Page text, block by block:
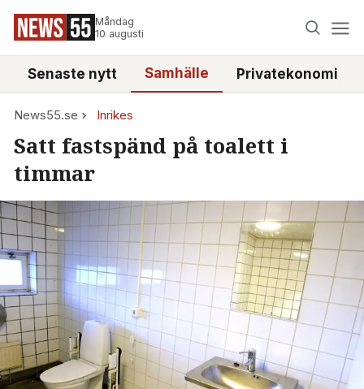
Måndag
10 augusti
Senaste nytt Samhälle Privatekonomi
News55.se Inrikes
Satt fastspänd på toalett i
timmar